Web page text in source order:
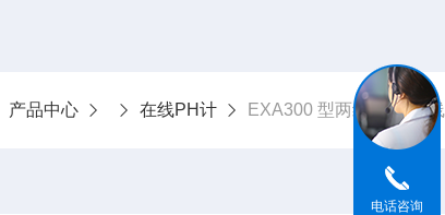
产品中心 在线PH计 EXA300 型两线制pH在
电话咨询